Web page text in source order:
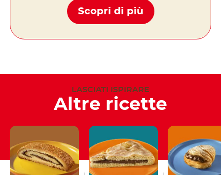
Scopri di più
LASCIATI ISPIRARE
Altre ricette